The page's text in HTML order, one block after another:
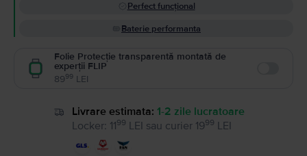
Perfect funcțional
Baterie performanta
Folie Protecție transparentă montată de
experții FLIP
8999 LEI
Livrare estimata: 1-2 zile lucratoare
Locker: 1199 LEI sau curier 1999 LEI